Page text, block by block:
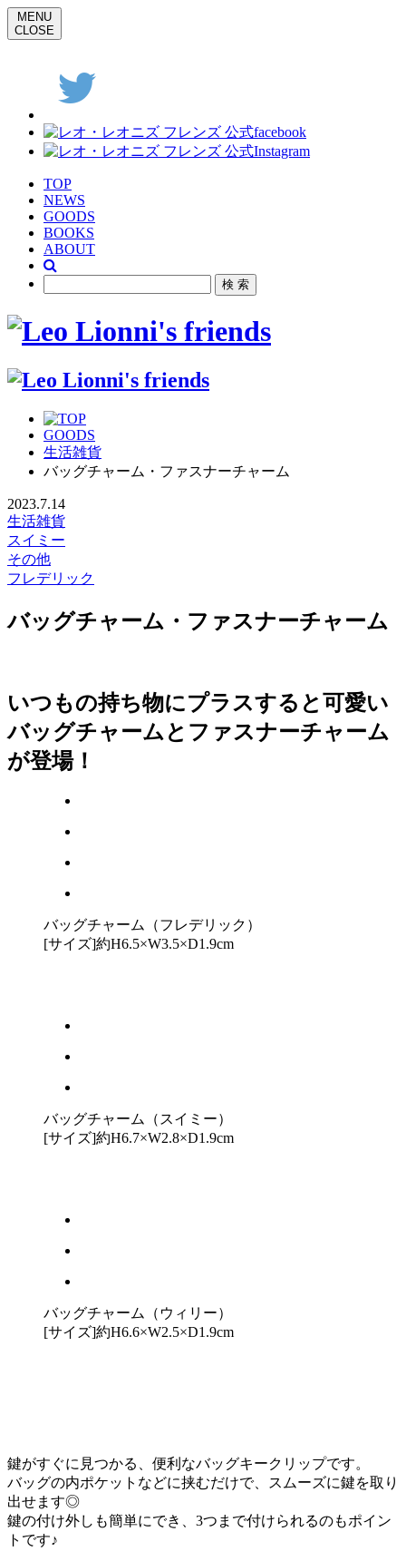
MENU
CLOSE
TOP
NEWS
GOODS
BOOKS
ABOUT
GOODS
生活雑貨
バッグチャーム・ファスナーチャーム
2023.7.14
生活雑貨
スイミー
その他
フレデリック
バッグチャーム・ファスナーチャーム
いつもの持ち物にプラスすると可愛い
バッグチャームとファスナーチャーム
が登場！
バッグチャーム（フレデリック）
[サイズ]約H6.5×W3.5×D1.9cm
バッグチャーム（スイミー）
[サイズ]約H6.7×W2.8×D1.9cm
バッグチャーム（ウィリー）
[サイズ]約H6.6×W2.5×D1.9cm
鍵がすぐに見つかる、便利なバッグキークリップです。
バッグの内ポケットなどに挟むだけで、スムーズに鍵を取り
出せます◎
鍵の付け外しも簡単にでき、3つまで付けられるのもポイン
トです♪